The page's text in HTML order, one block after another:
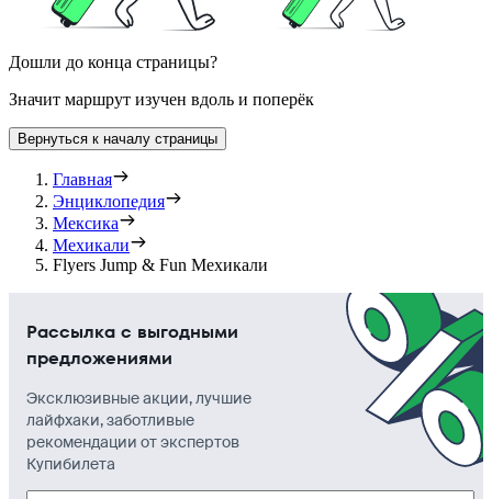
Дошли до конца страницы?
Значит маршрут изучен вдоль и поперёк
Вернуться к началу страницы
Главная
Энциклопедия
Мексика
Мехикали
Flyers Jump & Fun Мехикали
Рассылка с выгодными
предложениями
Эксклюзивные акции, лучшие
лайфхаки, заботливые
рекомендации от экспертов
Купибилета